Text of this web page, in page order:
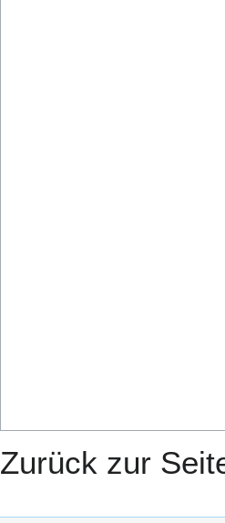
Zurück zur